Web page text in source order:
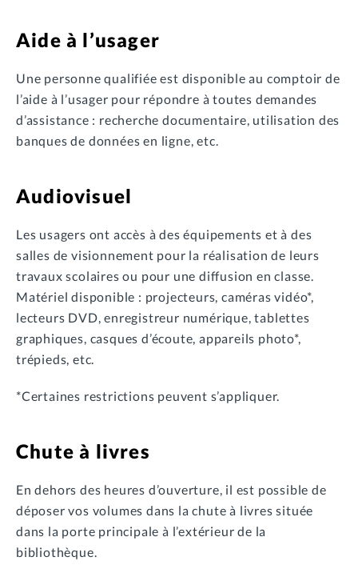
Aide à l’usager
Une personne qualifiée est disponible au comptoir de
l’aide à l’usager pour répondre à toutes demandes
d’assistance : recherche documentaire, utilisation des
banques de données en ligne, etc.
Audiovisuel
Les usagers ont accès à des équipements et à des
salles de visionnement pour la réalisation de leurs
travaux scolaires ou pour une diffusion en classe.
Matériel disponible : projecteurs, caméras vidéo*,
lecteurs DVD, enregistreur numérique, tablettes
graphiques, casques d’écoute, appareils photo*,
trépieds, etc.
*Certaines restrictions peuvent s’appliquer.
Chute à livres
En dehors des heures d’ouverture, il est possible de
déposer vos volumes dans la chute à livres située
dans la porte principale à l’extérieur de la
bibliothèque.